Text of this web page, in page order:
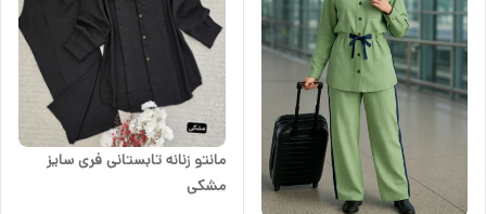
مانتو زنانه تابستانی فری سایز
مشکی